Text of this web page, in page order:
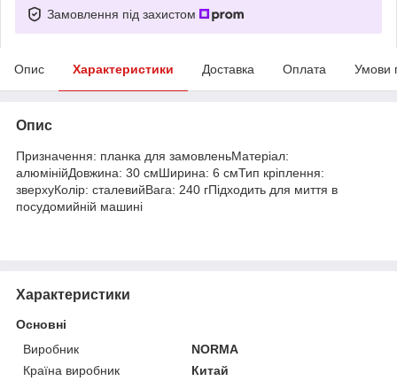
Замовлення під захистом
Опис Характеристики Доставка Оплата Умови
Опис
Призначення: планка для замовленьМатеріал:
алюмінійДовжина: 30 смШирина: 6 смТип кріплення:
зверхуКолір: сталевийВага: 240 гПідходить для миття в
посудомийній машині
Характеристики
Основні
Виробник
NORMA
Країна виробник
Китай